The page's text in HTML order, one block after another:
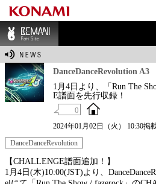
BEMANI Fan Sit
DanceDanceRevolution A3
1月4日より、「Run The
E譜面を先行収録！
0
2024年01月02日（火） 10:30掲
DanceDanceRevolution
【CHALLENGE譜面追加！】
1月4日(木)10:00(JST)より、